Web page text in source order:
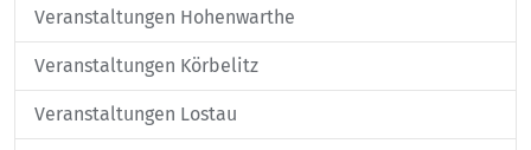
Veranstaltungen Hohenwarthe
Veranstaltungen Körbelitz
Veranstaltungen Lostau